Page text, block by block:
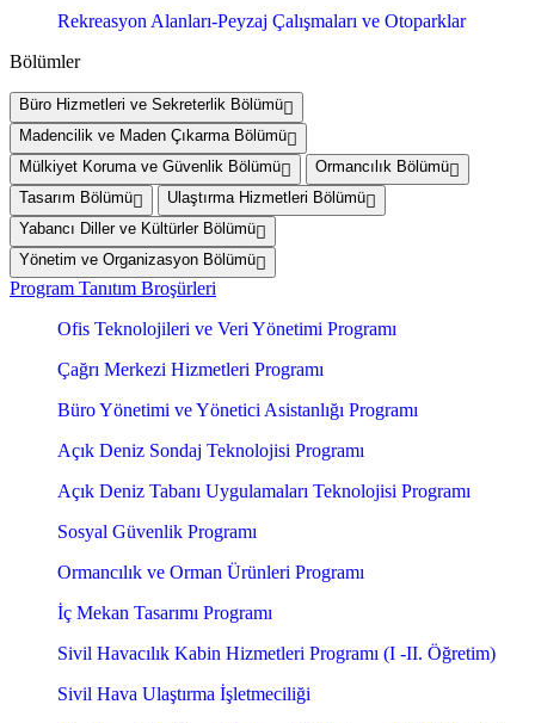
Rekreasyon Alanları-Peyzaj Çalışmaları ve Otoparklar
Bölümler
Büro Hizmetleri ve Sekreterlik Bölümü
Madencilik ve Maden Çıkarma Bölümü
Mülkiyet Koruma ve Güvenlik Bölümü
Ormancılık Bölümü
Tasarım Bölümü
Ulaştırma Hizmetleri Bölümü
Yabancı Diller ve Kültürler Bölümü
Yönetim ve Organizasyon Bölümü
Program Tanıtım Broşürleri
Ofis Teknolojileri ve Veri Yönetimi Programı
Çağrı Merkezi Hizmetleri Programı
Büro Yönetimi ve Yönetici Asistanlığı Programı
Açık Deniz Sondaj Teknolojisi Programı
Açık Deniz Tabanı Uygulamaları Teknolojisi Programı
Sosyal Güvenlik Programı
Ormancılık ve Orman Ürünleri Programı
İç Mekan Tasarımı Programı
Sivil Havacılık Kabin Hizmetleri Programı (I -II. Öğretim)
Sivil Hava Ulaştırma İşletmeciliği